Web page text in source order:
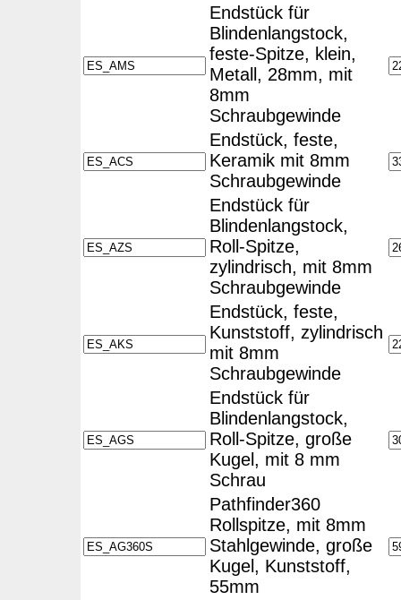
Endstück für
Blindenlangstock,
feste-Spitze, klein,
Metall, 28mm, mit
8mm
Schraubgewinde
Endstück, feste,
Keramik mit 8mm
Schraubgewinde
Endstück für
Blindenlangstock,
Roll-Spitze,
zylindrisch, mit 8mm
Schraubgewinde
Endstück, feste,
Kunststoff, zylindrisch
mit 8mm
Schraubgewinde
Endstück für
Blindenlangstock,
Roll-Spitze, große
Kugel, mit 8 mm
Schrau
Pathfinder360
Rollspitze, mit 8mm
Stahlgewinde, große
Kugel, Kunststoff,
55mm